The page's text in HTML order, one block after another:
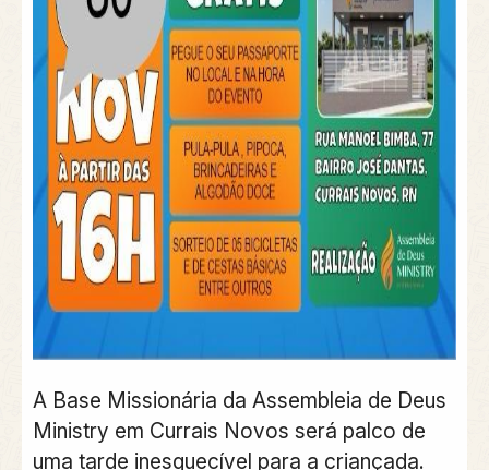
A Base Missionária da Assembleia de Deus
Ministry em Currais Novos será palco de
uma tarde inesquecível para a criançada.